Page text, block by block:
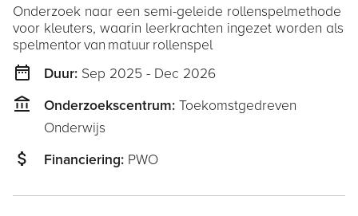
Onderzoek naar een semi-geleide rollenspelmethode
voor kleuters, waarin leerkrachten ingezet worden als
spelmentor van matuur rollenspel
date_range Duur: Sep 2025 - Dec 2026
account_balance Onderzoekscentrum: Toekomstgedreven
Onderwijs
attach_money Financiering: PWO